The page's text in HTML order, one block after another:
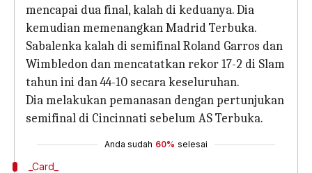
mencapai dua final, kalah di keduanya. Dia
kemudian memenangkan Madrid Terbuka.
Sabalenka kalah di semifinal Roland Garros dan
Wimbledon dan mencatatkan rekor 17-2 di Slam
tahun ini dan 44-10 secara keseluruhan.
Dia melakukan pemanasan dengan pertunjukan
semifinal di Cincinnati sebelum AS Terbuka.
Anda sudah 60% selesai
_Card_